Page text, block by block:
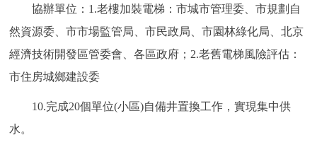
協辦單位：1.老樓加裝電梯：市城市管理委、市規劃自
然資源委、市市場監管局、市民政局、市園林綠化局、北京
經濟技術開發區管委會、各區政府；2.老舊電梯風險評估：
市住房城鄉建設委
10.完成20個單位(小區)自備井置換工作，實現集中供
水。